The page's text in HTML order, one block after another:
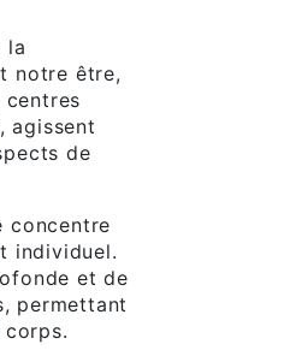
la
notre être,
agissent
de
concentre
individuel.
et de
permettant